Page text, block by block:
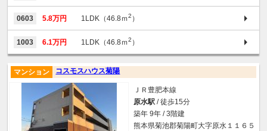
0603 5.8万円 1LDK（46.8ｍ2 ）
1003 6.1万円 1LDK（46.8ｍ2 ）
コスモスハウス菊陽
マンション
ＪＲ豊肥本線
原水駅 / 徒歩15分
築年 9年 / 3階建
熊本県菊池郡菊陽町大字原水１１６５